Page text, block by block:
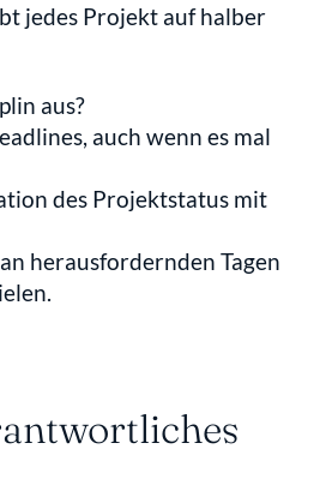
jedes Projekt auf halber
aus?
auch wenn es mal
des Projektstatus mit
herausfordernden Tagen